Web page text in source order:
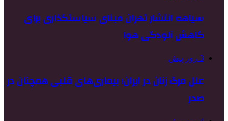
سیاهه انتشار تهران مبنای سیاستگذاری برای
کاهش آلودگی هوا
3 روز پیش
علل مرگ زنان در ایران؛ بیماری‌های قلبی همچنان در
صدر